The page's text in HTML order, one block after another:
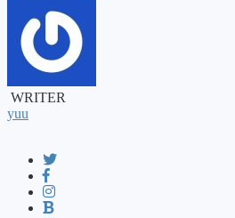
WRITER
yuu